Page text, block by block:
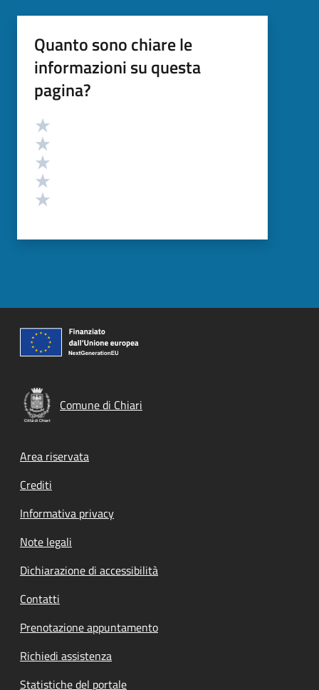
Quanto sono chiare le
informazioni su questa
pagina?
Valutazione
Comune di Chiari
Footer menu
Area riservata
Crediti
Informativa privacy
Note legali
Dichiarazione di accessibilità
Contatti
Prenotazione appuntamento
Richiedi assistenza
Statistiche del portale